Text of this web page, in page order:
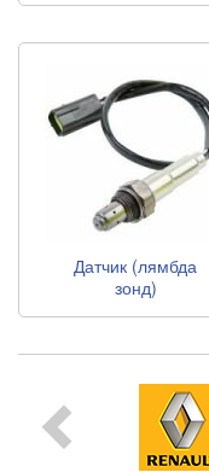
Датчик (лямбда
зонд)